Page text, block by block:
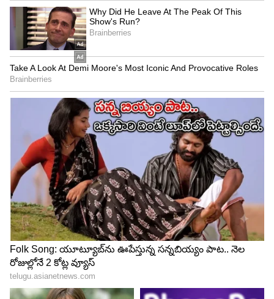
రుణాల కోసం ప్రభుత్వం ఎల్లప్పుడూ బ్యాంకులను
సంప్రదించలేదని.. నిధుల కొరత కారణంగా అనేక జిల్లా కోర్టు
సముదాయాలు అసంపూర్ణంగా ఉన్నాయని తెలిపింది.
4
5